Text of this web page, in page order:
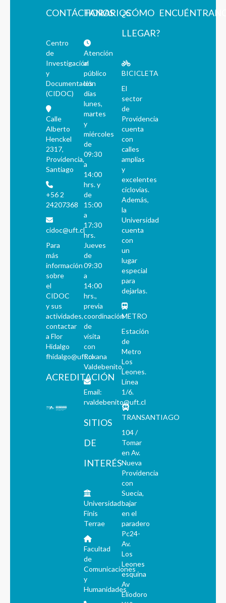
CONTÁCTANOS
Centro
de
Investigación
y
Documentación
(CIDOC)
Calle
Alberto
Henckel
2317,
Providencia,
Santiago
+56 2
24207368
cidoc@uft.cl
Para
más
información
sobre
el
CIDOC
y sus
actividades,
contactar
a Flor
Hidalgo
fhidalgo@uft.cl
ACREDITACIÓN
HORARIOS
Atención
al
público
los
días
lunes,
martes
y
miércoles
de
09:30
a
14:00
hrs. y
de
15:00
a
17:30
hrs.
Jueves
de
09:30
a
14:00
hrs.,
previa
coordinación
de
visita
con
Roxana
Valdebenito.
Email:
rvaldebenito@uft.cl
SITIOS
DE
INTERÉS
Universidad
Finis
Terrae
Facultad
de
Comunicaciones
y
Humanidades
¿CÓMO
LLEGAR?
BICICLETA
El
sector
de
Providencia
cuenta
con
calles
amplias
y
excelentes
ciclovías.
Además,
la
Universidad
cuenta
con
un
lugar
especial
para
dejarlas.
METRO
Estación
de
Metro
Los
Leones.
Línea
1/6.
TRANSANTIAGO
104 /
Tomar
en Av.
Nueva
Providencia
con
Suecia,
bajar
en el
paradero
Pc24-
Av.
Los
Leones
esquina
Av
Eliodoro